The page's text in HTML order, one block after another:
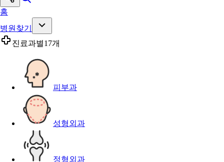
홈
병원찾기
진료과별17개
피부과
성형외과
정형외과